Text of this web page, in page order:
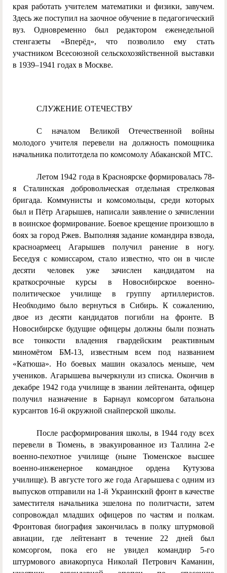
края работать учителем математики и физики, завучем.
Здесь же поступил на заочное обучение в педагогический
вуз. Одновременно был редактором еженедельной
стенгазеты «Вперёд», что позволило ему стать
участником Всесоюзной сельскохозяйственной выставки
в 1939–1941 годах в Москве.
СЛУЖЕНИЕ ОТЕЧЕСТВУ
С началом Великой Отечественной войны
молодого учителя перевели на должность помощника
начальника политотдела по комсомолу Абаканской МТС.
Летом 1942 года в Красноярске формировалась 78-
я Сталинская добровольческая отдельная стрелковая
бригада. Коммунисты и комсомольцы, среди которых
был и Пётр Агарышев, написали заявление о зачислении
в воинское формирование. Боевое крещение произошло в
боях за город Ржев. Выполняя задание командира взвода,
красноармеец Агарышев получил ранение в ногу.
Беседуя с комиссаром, стало известно, что он в числе
десяти человек уже зачислен кандидатом на
краткосрочные курсы в Новосибирское военно-
политическое училище в группу артиллеристов.
Необходимо было вернуться в Сибирь. К сожалению,
двое из десяти кандидатов погибли на фронте. В
Новосибирске будущие офицеры должны были познать
все тонкости владения гвардейским реактивным
миномётом БМ-13, известным всем под названием
«Катюша». Но боевых машин оказалось меньше, чем
учеников. Агарышева вычеркнули из списка. Окончив в
декабре 1942 года училище в звании лейтенанта, офицер
получил назначение в Барнаул комсоргом батальона
курсантов 16-й окружной снайперской школы.
После расформирования школы, в 1944 году всех
перевели в Тюмень, в эвакуированное из Таллина 2-е
военно-пехотное училище (ныне Тюменское высшее
военно-инженерное командное ордена Кутузова
училище). В августе того же года Агарышева с одним из
выпусков отправили на 1-й Украинский фронт в качестве
заместителя начальника эшелона по политчасти, затем
сопровождал младших офицеров по частям и полкам.
Фронтовая биография закончилась в полку штурмовой
авиации, где лейтенант в течение 22 дней был
комсоргом, пока его не увидел командир 5-го
штурмового авиакорпуса Николай Петрович Каманин,